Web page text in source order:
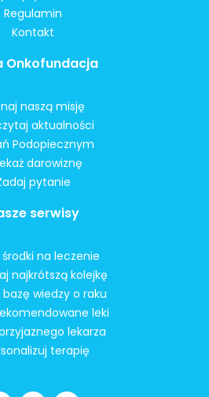
Regulamin
Kontakt
Onkofundacja
naszą misję
aktualności
Podopiecznym
darowiznę
pytanie
serwisy
środki na leczenie
najkrótszą kolejkę
wiedzy o raku
leki
lekarza
terapię